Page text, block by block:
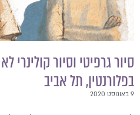
סיור גרפיטי וסיור קולינרי
בפלורנטין, תל אביב
9 באוגוסט 2020